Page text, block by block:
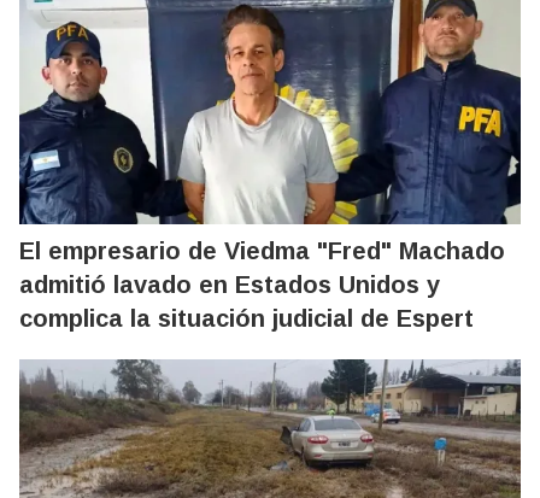
El empresario de Viedma "Fred" Machado
admitió lavado en Estados Unidos y
complica la situación judicial de Espert